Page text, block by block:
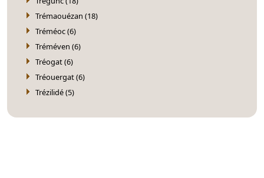
Trémaouézan (18)
Tréméoc (6)
Tréméven (6)
Tréogat (6)
Tréouergat (6)
Trézilidé (5)